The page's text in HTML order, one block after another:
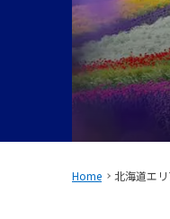
Home 北海道エ